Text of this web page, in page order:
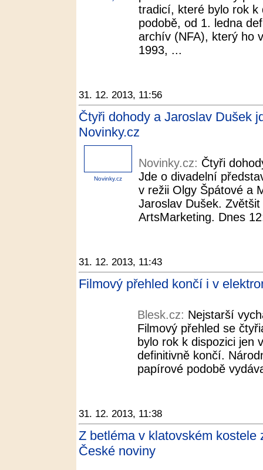
tradicí, které bylo rok k
podobě, od 1. ledna
archív (NFA), který ho
1993, ...
31. 12. 2013, 11:56
Čtyři dohody a Jaroslav Dušek
Novinky.cz
Novinky.cz
Novinky.cz: Čtyři
Jde o divadelní
v režii Olgy Špátové a
Jaroslav Dušek.
ArtsMarketing. Dnes
31. 12. 2013, 11:43
Filmový přehled končí i v
Blesk.cz: Nejstarší
Filmový přehled se
bylo rok k dispozici jen
definitivně končí.
papírové podobě
31. 12. 2013, 11:38
Z betléma v klatovském
České noviny